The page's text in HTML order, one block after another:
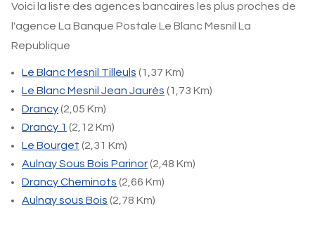
Voici la liste des agences bancaires les plus proches de
l'agence La Banque Postale Le Blanc Mesnil La
Republique
Le Blanc Mesnil Tilleuls (1,37 Km)
Le Blanc Mesnil Jean Jaurès (1,73 Km)
Drancy(2,05 Km)
Drancy 1 (2,12 Km)
Le Bourget (2,31 Km)
Aulnay Sous Bois Parinor(2,48 Km)
Drancy Cheminots (2,66 Km)
Aulnay sous Bois (2,78 Km)